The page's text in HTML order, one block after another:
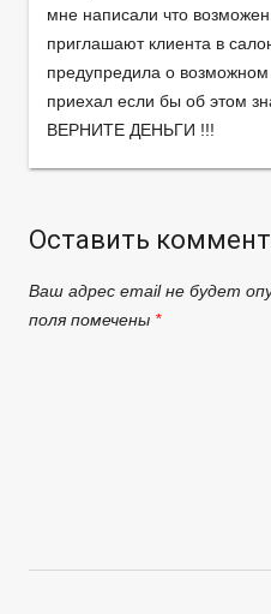
мне написали что возможен
приглашают клиента в
предупредила о возможном
приехал если бы об этом
ВЕРНИТЕ ДЕНЬГИ !!!
Оставить
Ваш адрес email не будет
поля помечены *